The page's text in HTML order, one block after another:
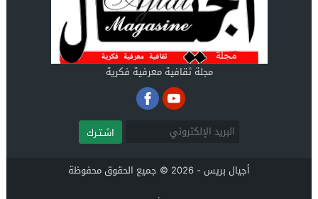
مجلة ثقافية معرفية فكرية
اشـتـرك
أجيال بريس - 2026 © جميع الحقوق محفوظة
.